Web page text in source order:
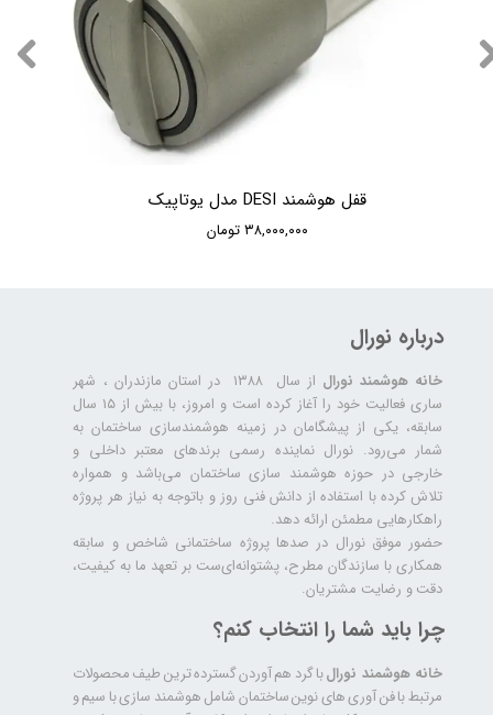
قفل هوشمند DESI مدل یوتاپیک
۳۸,۰۰۰,۰۰۰ تومان
درباره نورال
خانه هوشمند نورال
از سال ۱۳۸۸ در استان مازندران ، شهر
ساری فعالیت خود را آغاز کرده است و امروز، با بیش از ۱۵ سال
سابقه، یکی از پیشگامان در زمینه هوشمندسازی ساختمان به
شمار می‌رود. نورال نماینده رسمی برندهای معتبر داخلی و
خارجی در حوزه هوشمند سازی ساختمان می‌باشد و همواره
تلاش کرده با استفاده از دانش فنی روز و باتوجه به نیاز هر پروژه
راهکارهایی مطمئن ارائه دهد.
حضور موفق نورال در صدها پروژه‌ ساختمانی شاخص و سابقه
همکاری با سازندگان مطرح، پشتوانه‌ای‌ست بر تعهد ما به کیفیت،
دقت و رضایت مشتریان.
چرا باید شما را انتخاب کنم؟
خانه هوشمند نورالبا گرد هم آوردن گسترده ترین طیف محصولات
مرتبط با فن آوری های نوین ساختمان شامل هوشمند سازی با سیم و